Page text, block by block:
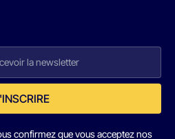
confirmez que vous acceptez nos